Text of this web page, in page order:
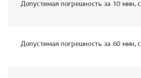
Допустимая погрешность за 10 мин, с
Допустимая погрешность за 60 мин, с